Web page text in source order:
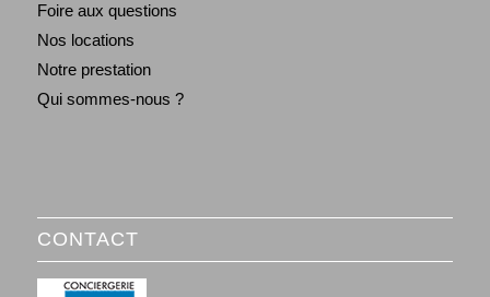
Foire aux questions
Nos locations
Notre prestation
Qui sommes-nous ?
CONTACT